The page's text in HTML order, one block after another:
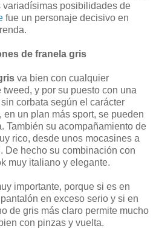
posibilidades de
fue un personaje decisivo en
de franela gris
va bien con cualquier
y por su puesto con una
corbata según el carácter
en un plan más sport, se pueden
También su acompañamiento de
rico, desde unos mocasines a
De hecho su combinación con
muy italiano y elegante.
importante, porque si es en
en exceso serio y si en
de gris más claro permite mucho
con pinzas y vuelta.